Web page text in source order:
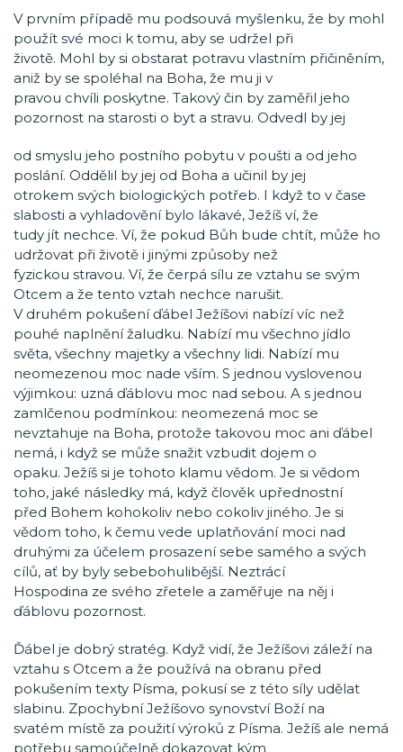
V prvním případě mu podsouvá myšlenku, že by mohl
použít své moci k tomu, aby se udržel při
životě. Mohl by si obstarat potravu vlastním přičiněním,
aniž by se spoléhal na Boha, že mu ji v
pravou chvíli poskytne. Takový čin by zaměřil jeho
pozornost na starosti o byt a stravu. Odvedl by jej
od smyslu jeho postního pobytu v poušti a od jeho
poslání. Oddělil by jej od Boha a učinil by jej
otrokem svých biologických potřeb. I když to v čase
slabosti a vyhladovění bylo lákavé, Ježíš ví, že
tudy jít nechce. Ví, že pokud Bůh bude chtít, může ho
udržovat při životě i jinými způsoby než
fyzickou stravou. Ví, že čerpá sílu ze vztahu se svým
Otcem a že tento vztah nechce narušit.
V druhém pokušení ďábel Ježíšovi nabízí víc než
pouhé naplnění žaludku. Nabízí mu všechno jídlo
světa, všechny majetky a všechny lidi. Nabízí mu
neomezenou moc nade vším. S jednou vyslovenou
výjimkou: uzná ďáblovu moc nad sebou. A s jednou
zamlčenou podmínkou: neomezená moc se
nevztahuje na Boha, protože takovou moc ani ďábel
nemá, i když se může snažit vzbudit dojem o
opaku. Ježíš si je tohoto klamu vědom. Je si vědom
toho, jaké následky má, když člověk upřednostní
před Bohem kohokoliv nebo cokoliv jiného. Je si
vědom toho, k čemu vede uplatňování moci nad
druhými za účelem prosazení sebe samého a svých
cílů, ať by byly sebebohulibější. Neztrácí
Hospodina ze svého zřetele a zaměřuje na něj i
ďáblovu pozornost.
Ďábel je dobrý stratég. Když vidí, že Ježíšovi záleží na
vztahu s Otcem a že používá na obranu před
pokušením texty Písma, pokusí se z této síly udělat
slabinu. Zpochybní Ježíšovo synovství Boží na
svatém místě za použití výroků z Písma. Ježíš ale nemá
potřebu samoúčelně dokazovat kým